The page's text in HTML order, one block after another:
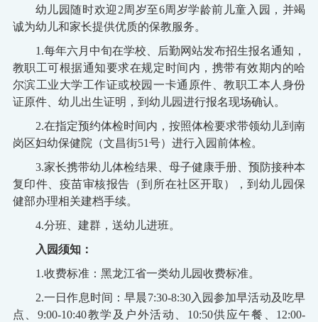
幼儿园随时欢迎 2周岁至6周岁学龄前儿童入园，并竭
诚为幼儿和家长提供优质的保教服务。
1.每年六月中旬在学校、后勤网站发布招生报名通知，
教职工可根据通知要求在规定时间内，携带有效期内的哈
尔滨工业大学工作证或校园一卡通原件、教职工本人身份
证原件、幼儿出生证明，到幼儿园进行报名现场确认。
2.在指定预约体检时间内，按照体检要求带领幼儿到南
岗区妇幼保健院（文昌街51号）进行入园前体检。
3.家长携带幼儿体检结果、母子健康手册、预防接种本
复印件、疫苗审核报告（到所在社区开取），到幼儿园保
健部办理相关建档手续。
4.分班、建群，送幼儿进班。
入园须知：
1.收费标准：黑龙江省一类幼儿园收费标准。
2.一日作息时间：早晨7:30-8:30入园参加早活动及吃早
点、9:00-10:40教学及户外活动、10:50供应午餐、12:00-